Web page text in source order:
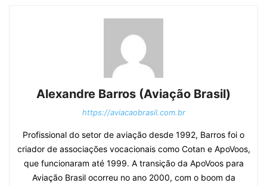
Alexandre Barros (Aviação Brasil)
https://aviacaobrasil.com.br
Profissional do setor de aviação desde 1992, Barros foi o
criador de associações vocacionais como Cotan e ApoVoos,
que funcionaram até 1999. A transição da ApoVoos para
Aviação Brasil ocorreu no ano 2000, com o boom da